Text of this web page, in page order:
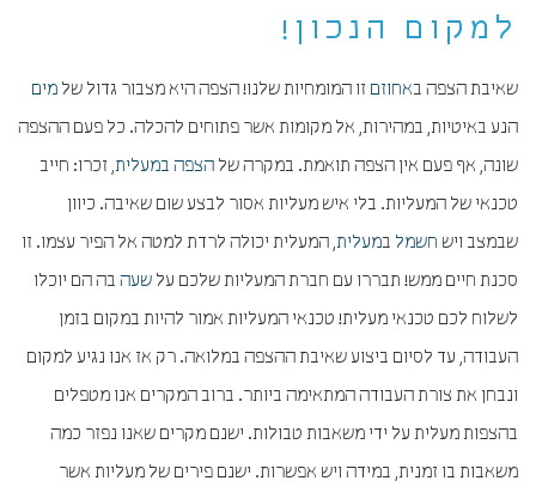
למקום הנכון!
שאיבת הצפה באחוזם זו המומחיות שלנו! הצפה היא מצבור גדול של מים
הנע באיטיות, במהירות, אל מקומות אשר פתוחים להכלה. כל פעם ההצפה
שונה, אף פעם אין הצפה תואמת. במקרה של הצפה במעלית, זכרו: חייב
טכנאי של המעליות. בלי איש מעליות אסור לבצע שום שאיבה. כיוון
שבמצב ויש חשמל במעלית, המעלית יכולה לרדת למטה אל הפיר עצמו. זו
סכנת חיים ממש! תבררו עם חברת המעליות שלכם על שעה בה הם יוכלו
לשלוח לכם טכנאי מעלית! טכנאי המעליות אמור להיות במקום בזמן
העבודה, עד לסיום ביצוע שאיבת ההצפה במלואה. רק אז אנו נגיע למקום
ונבחן את צורת העבודה המתאימה ביותר. ברוב המקרים אנו מטפלים
בהצפות מעלית על ידי משאבות טבולות. ישנם מקרים שאנו נפזר כמה
משאבות בו זמנית, במידה ויש אפשרות. ישנם פירים של מעליות אשר